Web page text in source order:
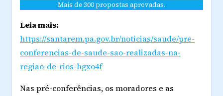
Mais de 300 propostas aprovadas.
Leia mais:
https://santarem.pa.gov.br/noticias/saude/pre-
conferencias-de-saude-sao-realizadas-na-
regiao-de-rios-hgxo4f
Nas pré-conferências, os moradores e as